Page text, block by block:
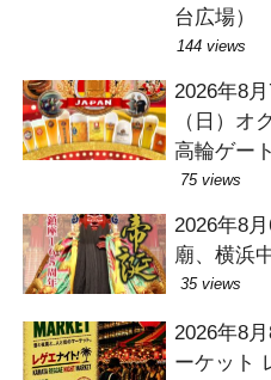
台広場）
144 views
2026年8
（日）オ
高輪ゲー
75 views
2026年8
廟、横浜
35 views
2026年8
ーケット